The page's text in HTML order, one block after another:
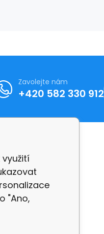
Zavolejte nám
+420 582 330 912
"Ano,